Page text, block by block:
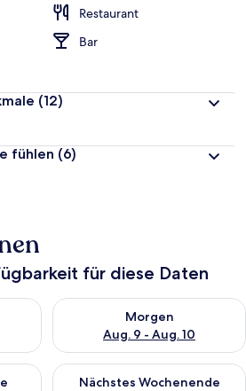
Restaurant
Bar
(12)
fühlen (6)
für diese Daten
für heute Nacht, Aug. 8 - Aug. 9.
Morgen
Aug. 9 - Aug. 10
Überprüfe die Verfügbarkeit
für dieses Wochenende, Aug. 14
Nächstes Wochenende
Überprüfe die Verfügbarkeit